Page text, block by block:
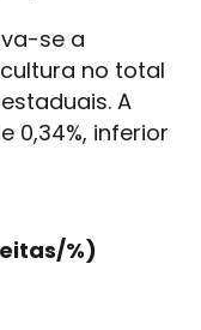
se a
no total
A
0,34%, inferior
%)